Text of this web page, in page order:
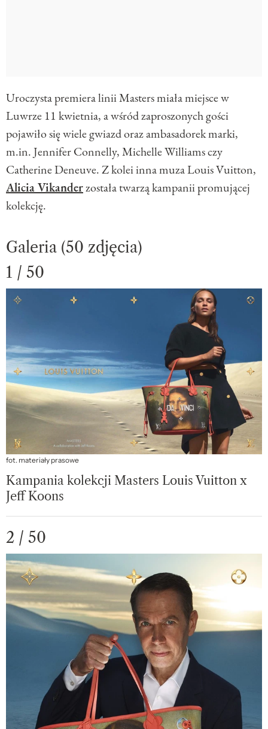
Uroczysta premiera linii Masters miała miejsce w
Luwrze 11 kwietnia, a wśród zaproszonych gości
pojawiło się wiele gwiazd oraz ambasadorek marki,
m.in. Jennifer Connelly, Michelle Williams czy
Catherine Deneuve. Z kolei inna muza Louis Vuitton,
Alicia Vikanderzostała twarzą kampanii promującej
kolekcję.
Galeria (50 zdjęcia)
1 / 50
fot. materiały prasowe
Kampania kolekcji Masters Louis Vuitton x
Jeff Koons
2 / 50